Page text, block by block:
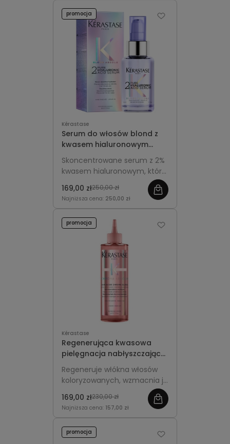
Kérastase
Serum do włosów blond z
kwasem hialuronowym
50ml - Kérastase Blond
Absolu 2% Pure Hyaluronic
Acid Serum
Skoncentrowane serum z 2%
kwasem hialuronowym, które
wzmacnia i regeneruje włosy
blond oraz rozjaśniane.
169,00 zł250,00 zł
Najniższa cena: 250,00 zł
promocja
Kérastase
Regenerująca kwasowa
pielęgnacja nabłyszczająca
włosy koloryzowane -
Kérastase Chroma Absolu
Soin Acide Gloss 210ml
Regeneruje włókna włosów
koloryzowanych, wzmacnia je
od środka, nadaje intensywny
połysk i gładkość pasmom.
169,00 zł230,00 zł
Najniższa cena: 157,00 zł
promocja
promocja